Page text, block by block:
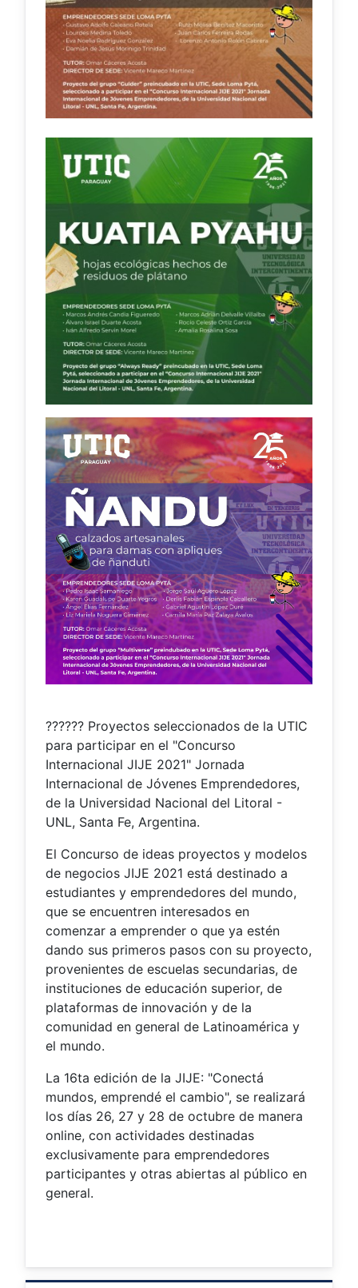
??‍???‍? Proyectos seleccionados de la UTIC
para participar en el "Concurso
Internacional JIJE 2021" Jornada
Internacional de Jóvenes Emprendedores,
de la Universidad Nacional del Litoral -
UNL, Santa Fe, Argentina.
El Concurso de ideas proyectos y modelos
de negocios JIJE 2021 está destinado a
estudiantes y emprendedores del mundo,
que se encuentren interesados en
comenzar a emprender o que ya estén
dando sus primeros pasos con su proyecto,
provenientes de escuelas secundarias, de
instituciones de educación superior, de
plataformas de innovación y de la
comunidad en general de Latinoamérica y
el mundo.
La 16ta edición de la JIJE: "Conectá
mundos, emprendé el cambio", se realizará
los días 26, 27 y 28 de octubre de manera
online, con actividades destinadas
exclusivamente para emprendedores
participantes y otras abiertas al público en
general.